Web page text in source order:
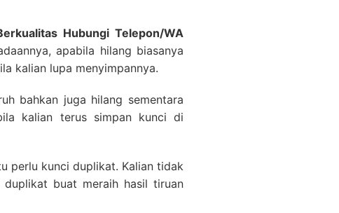
Hubungi Telepon/WA
apabila hilang biasanya
kalian lupa menyimpannya.
bahkan juga hilang sementara
kalian terus simpan kunci di
perlu kunci duplikat. Kalian tidak
duplikat buat meraih hasil tiruan